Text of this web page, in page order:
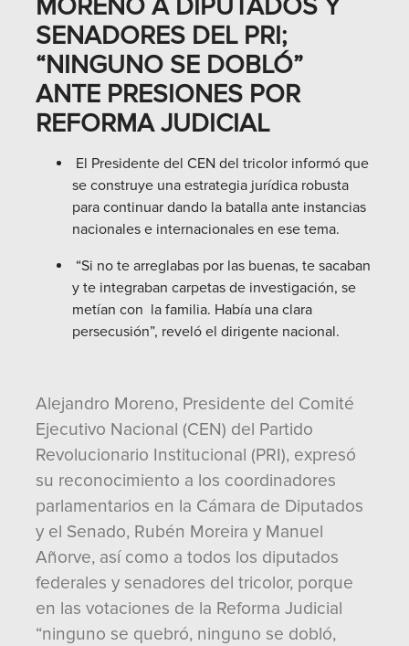
MORENO A DIPUTADOS Y
SENADORES DEL PRI;
“NINGUNO SE DOBLÓ”
ANTE PRESIONES POR
REFORMA JUDICIAL
El Presidente del CEN del tricolor informó que
se construye una estrategia jurídica robusta
para continuar dando la batalla ante instancias
nacionales e internacionales en ese tema.
“Si no te arreglabas por las buenas, te sacaban
y te integraban carpetas de investigación, se
metían con la familia. Había una clara
persecusión”, reveló el dirigente nacional.
Alejandro Moreno, Presidente del Comité
Ejecutivo Nacional (CEN) del Partido
Revolucionario Institucional (PRI), expresó
su reconocimiento a los coordinadores
parlamentarios en la Cámara de Diputados
y el Senado, Rubén Moreira y Manuel
Añorve, así como a todos los diputados
federales y senadores del tricolor, porque
en las votaciones de la Reforma Judicial
“ninguno se quebró, ninguno se dobló,